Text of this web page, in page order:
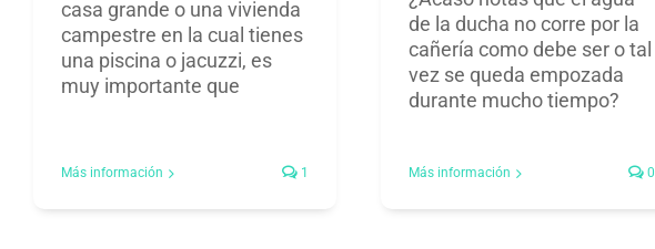
casa grande o una vivienda
campestre en la cual tienes
una piscina o jacuzzi, es
muy importante que
Más información 1
de la ducha no corre por la
cañería como debe ser o tal
vez se queda empozada
durante mucho tiempo?
Más información 0